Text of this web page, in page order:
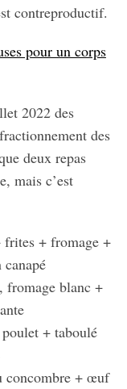
contreproductif.
pour un corps
2022 des
des
deux repas
mais c’est
frites + fromage +
fromage blanc +
+ taboulé
concombre + œuf